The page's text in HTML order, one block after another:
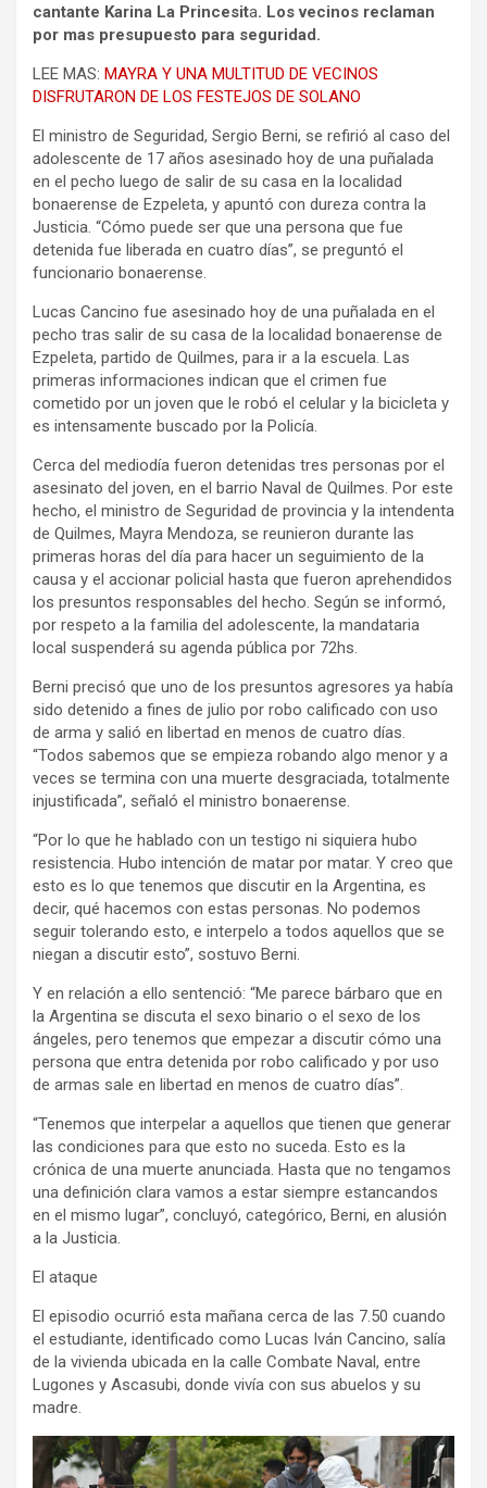
cantante Karina La Princesita. Los vecinos reclaman
por mas presupuesto para seguridad.
LEE MAS: MAYRA Y UNA MULTITUD DE VECINOS
DISFRUTARON DE LOS FESTEJOS DE SOLANO
El ministro de Seguridad, Sergio Berni, se refirió al caso del
adolescente de 17 años asesinado hoy de una puñalada
en el pecho luego de salir de su casa en la localidad
bonaerense de Ezpeleta, y apuntó con dureza contra la
Justicia. “Cómo puede ser que una persona que fue
detenida fue liberada en cuatro días”, se preguntó el
funcionario bonaerense.
Lucas Cancino fue asesinado hoy de una puñalada en el
pecho tras salir de su casa de la localidad bonaerense de
Ezpeleta, partido de Quilmes, para ir a la escuela. Las
primeras informaciones indican que el crimen fue
cometido por un joven que le robó el celular y la bicicleta y
es intensamente buscado por la Policía.
Cerca del mediodía fueron detenidas tres personas por el
asesinato del joven, en el barrio Naval de Quilmes. Por este
hecho, el ministro de Seguridad de provincia y la intendenta
de Quilmes, Mayra Mendoza, se reunieron durante las
primeras horas del día para hacer un seguimiento de la
causa y el accionar policial hasta que fueron aprehendidos
los presuntos responsables del hecho. Según se informó,
por respeto a la familia del adolescente, la mandataria
local suspenderá su agenda pública por 72hs.
Berni precisó que uno de los presuntos agresores ya había
sido detenido a fines de julio por robo calificado con uso
de arma y salió en libertad en menos de cuatro días.
“Todos sabemos que se empieza robando algo menor y a
veces se termina con una muerte desgraciada, totalmente
injustificada”, señaló el ministro bonaerense.
“Por lo que he hablado con un testigo ni siquiera hubo
resistencia. Hubo intención de matar por matar. Y creo que
esto es lo que tenemos que discutir en la Argentina, es
decir, qué hacemos con estas personas. No podemos
seguir tolerando esto, e interpelo a todos aquellos que se
niegan a discutir esto”, sostuvo Berni.
Y en relación a ello sentenció: “Me parece bárbaro que en
la Argentina se discuta el sexo binario o el sexo de los
ángeles, pero tenemos que empezar a discutir cómo una
persona que entra detenida por robo calificado y por uso
de armas sale en libertad en menos de cuatro días”.
“Tenemos que interpelar a aquellos que tienen que generar
las condiciones para que esto no suceda. Esto es la
crónica de una muerte anunciada. Hasta que no tengamos
una definición clara vamos a estar siempre estancandos
en el mismo lugar”, concluyó, categórico, Berni, en alusión
a la Justicia.
El ataque
El episodio ocurrió esta mañana cerca de las 7.50 cuando
el estudiante, identificado como Lucas Iván Cancino, salía
de la vivienda ubicada en la calle Combate Naval, entre
Lugones y Ascasubi, donde vivía con sus abuelos y su
madre.